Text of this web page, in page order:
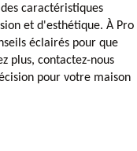
caractéristiques
et d'esthétique. À Pro
éclairés pour que
plus, contactez-nous
pour votre maison